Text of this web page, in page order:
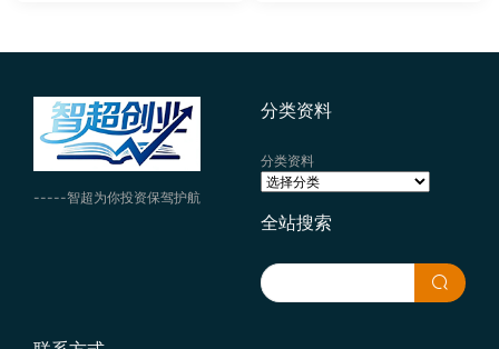
-----智超为你投资保驾护航
分类资料
分类资料
全站搜索